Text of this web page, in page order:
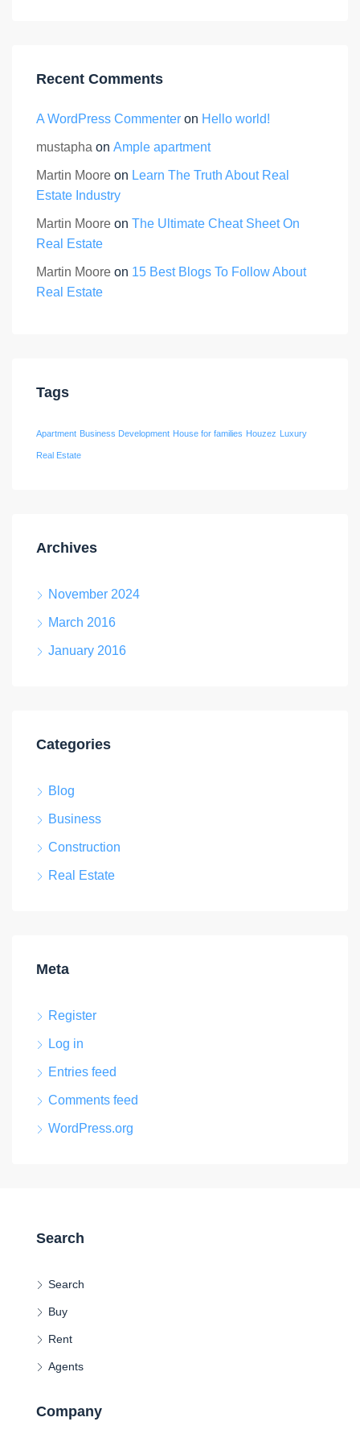
Recent Comments
A WordPress Commenter on Hello world!
mustapha on Ample apartment
Martin Moore on Learn The Truth About Real
Estate Industry
Martin Moore on The Ultimate Cheat Sheet On
Real Estate
Martin Moore on 15 Best Blogs To Follow About
Real Estate
Tags
Apartment Business Development House for families Houzez Luxury
Real Estate
Archives
November 2024
March 2016
January 2016
Categories
Blog
Business
Construction
Real Estate
Meta
Register
Log in
Entries feed
Comments feed
WordPress.org
Search
Search
Buy
Rent
Agents
Company